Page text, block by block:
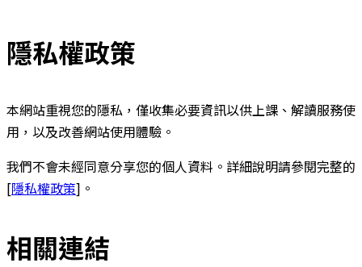
隱私權政策
本網站重視您的隱私，僅收集必要資訊以供上課、解讀服務使
用，以及改善網站使用體驗。
我們不會未經同意分享您的個人資料。詳細說明請參閱完整的
[隱私權政策]。
相關連結